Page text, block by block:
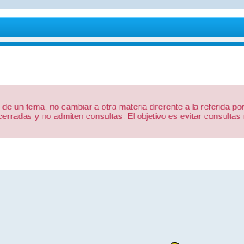
un tema, no cambiar a otra materia diferente a la referida
y no admiten consultas. El objetivo es evitar